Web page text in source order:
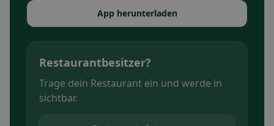
App herunterladen
Restaurantbesitzer?
Trage dein Restaurant ein und werde in
sichtbar.